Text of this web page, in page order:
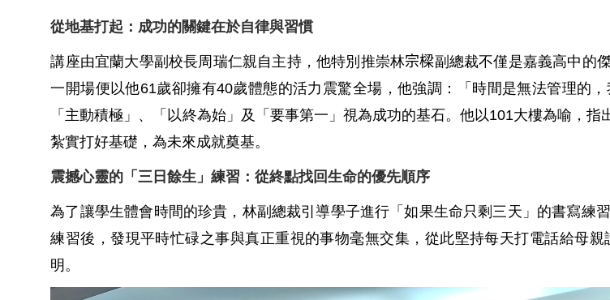
從地基打起：成功的關鍵在於自律與習慣
講座由宜蘭大學副校長周瑞仁親自主持，他特別推崇林宗樑副總裁不僅是嘉義高中的
一開場便以他61歲卻擁有40歲體態的活力震驚全場，他強調：「時間是無法管理的
「主動積極」、「以終為始」及「要事第一」視為成功的基石。他以101大樓為喻，指
紮實打好基礎，為未來成就奠基。
震撼心靈的「三日餘生」練習：從終點找回生命的優先順序
為了讓學生體會時間的珍貴，林副總裁引導學子進行「如果生命只剩三天」的書寫練
練習後，發現平時忙碌之事與真正重視的事物毫無交集，從此堅持每天打電話給母親
明。